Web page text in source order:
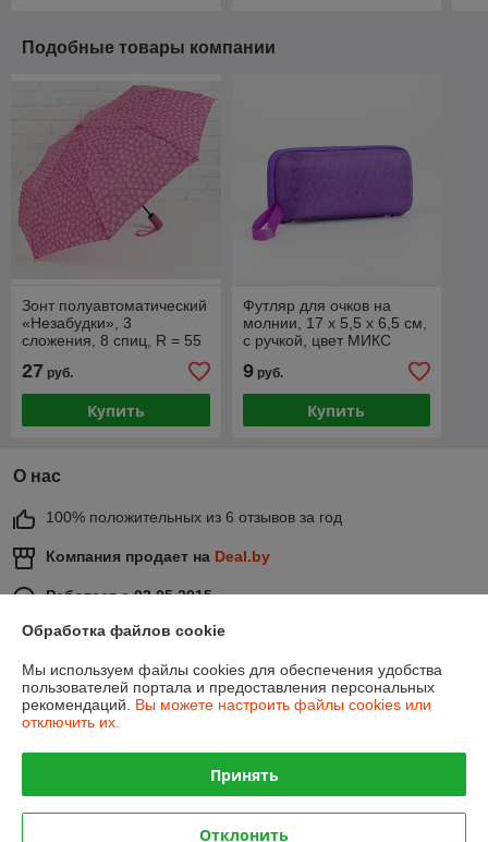
Подобные товары компании
Зонт полуавтоматический
«Незабудки», 3
сложения, 8 спиц, R = 55
27 руб.
Купить
Футляр для очков на
молнии, 17 х 5,5 х 6,5 см,
с ручкой, цвет МИКС
9руб.
Купить
О нас
100% положительных из 6 отзывов за год
Компания продает на Deal.by
Работает с 03.05.2015
г. Лида
Контакты
Показать весь график работы
Отзывы о магазине
Обработка файлов cookie
Мы используем файлы cookies для обеспечения удобства
пользователей портала и предоставления персональных
рекомендаций. Вы можете настроить файлы cookies или
отключить их.
Принять
Отклонить